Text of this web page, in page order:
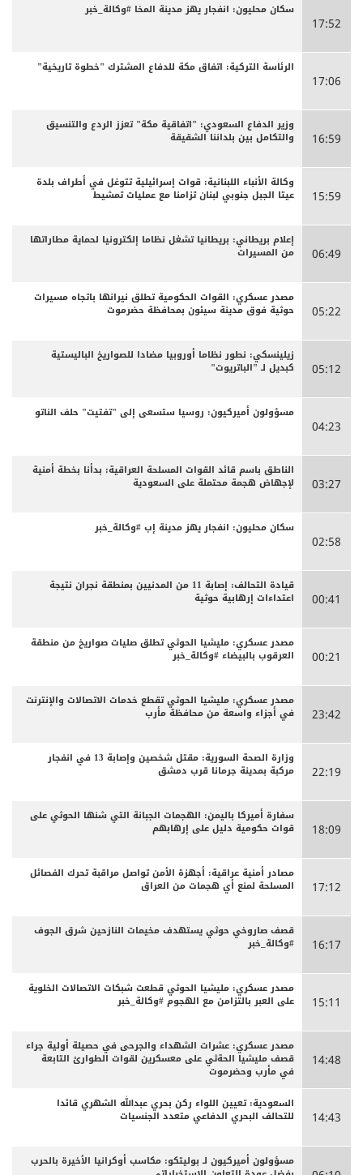
17:52
سكان محليون: انفجار يهز مدينة المخا #وكالة_خبر
17:06
الرئاسة التركية: اتفاق مكة للدفاع المشترك "خطوة تاريخية"
16:59
وزير الدفاع السعودي: "اتفاقية مكة" تعزز الردع والتنسيق
والتكامل بين بلداننا الشقيقة
15:59
وكالة الأنباء اللبنانية: قوات إسرائيلية تتوغل في أطراف بلدة
عيتا الجبل جنوبي لبنان تزامنا مع عمليات تمشيط
06:49
إعلام بريطاني: بريطانيا تشغل نظاما إلكترونيا لحماية مطاراتها
من المسيرات
05:22
مصدر عسكري: القوات الحكومية تطلق نيرانها باتجاه مسيرات
حوثية فوق مدينة سيئون بمحافظة حضرموت
05:12
زيلينسكي: نطور نظاما أوروبيا مضادا للصواريخ الباليستية
كبديل لـ "الباتريوت"
04:23
مسؤولون أميركيون: روسيا ستسعى إلى "تفتيت" حلف الناتو
03:27
الناطق باسم قائد القوات المسلحة العراقية: بدأنا بخطة أمنية
لإجهاض هجمة محتملة على السعودية
02:58
سكان محليون: انفجار يهز مدينة إب #وكالة_خبر
00:41
قيادة التحالف: إصابة 11 من المدنيين بمنطقة نجران نتيجة
اعتداءات إرهابية حوثية
00:21
مصدر عسكري: مليشيا الحوثي تطلق صليات صواريخ من منطقة
العرقوب بالبيضاء #وكالة_خبر
23:42
مصدر عسكري: مليشيا الحوثي تقطع خدمات الاتصالات والإنترنت
في أجزاء واسعة من محافظة مأرب
22:19
وزارة الصحة السورية: مقتل شخصين وإصابة 13 في انفجار
مركبة بمدينة جرمانا قرب دمشق
18:09
سفارة أميركا باليمن: الهجمات الجبانة التي شنها الحوثي على
قوات حكومية دليل على إرهابهم
17:12
مصادر أمنية عراقية: أجهزة الأمن تواصل مراقبة تحرك الفصائل
المسلحة لمنع أي هجمات من العراق
16:17
قصف صاروخي حوثي يستهدف مخيمات النازحين شرق الجوف
#وكالة_خبر
15:11
مصدر عسكري: مليشيا الحوثي قطعت شبكات الاتصالات الخلوية
على العبر بالتزامن مع الهجوم #وكالة_خبر
14:48
مصدر عسكري: عشرات الشهداء والجرحى ‏في حصيلة أولية جراء
قصف مليشيا الحةثي على معسكرين لقوات الطوارئ التابعة
في مأرب وحضرموت
14:43
السعودية: تعيين اللواء ركن بحري عبدالله الشهري قائدا
للتحالف البحري الدفاعي متعدد الجنسيات
مسؤولون أميركيون لـ بوليتكو: مكاسب أوكرانيا الأخيرة بالحرب